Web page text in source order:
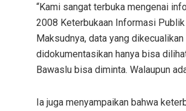
“Kami sangat terbuka mengenai
2008 Keterbukaan Informasi
Maksudnya, data yang
didokumentasikan hanya bisa
Bawaslu bisa diminta. Walaupun
Ia juga menyampaikan bahwa